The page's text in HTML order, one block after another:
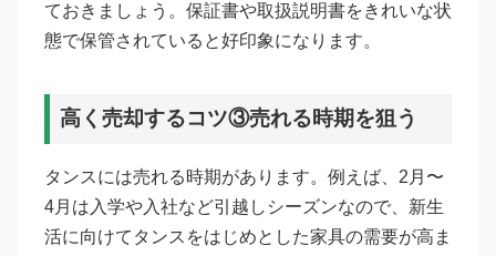
ておきましょう。保証書や取扱説明書をきれいな状
態で保管されていると好印象になります。
高く売却するコツ③売れる時期を狙う
タンスには売れる時期があります。例えば、2月〜
4月は入学や入社など引越しシーズンなので、新生
活に向けてタンスをはじめとした家具の需要が高ま